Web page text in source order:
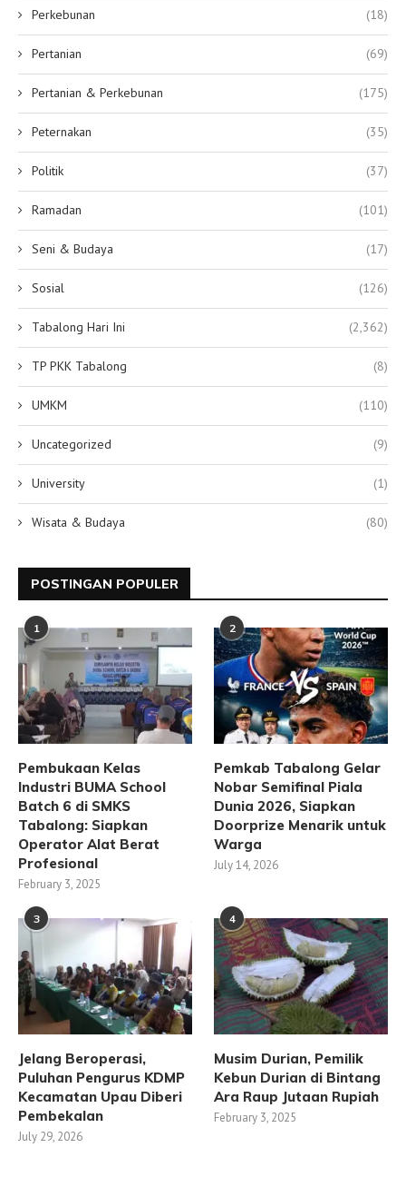
Perkebunan (18)
Pertanian (69)
Pertanian & Perkebunan (175)
Peternakan (35)
Politik (37)
Ramadan (101)
Seni & Budaya (17)
Sosial (126)
Tabalong Hari Ini (2,362)
TP PKK Tabalong (8)
UMKM (110)
Uncategorized (9)
University (1)
Wisata & Budaya (80)
POSTINGAN POPULER
1
Pembukaan Kelas
Industri BUMA School
Batch 6 di SMKS
Tabalong: Siapkan
Operator Alat Berat
Profesional
February 3, 2025
2
Pemkab Tabalong Gelar
Nobar Semifinal Piala
Dunia 2026, Siapkan
Doorprize Menarik untuk
Warga
July 14, 2026
3
Jelang Beroperasi,
Puluhan Pengurus KDMP
Kecamatan Upau Diberi
Pembekalan
July 29, 2026
4
Musim Durian, Pemilik
Kebun Durian di Bintang
Ara Raup Jutaan Rupiah
February 3, 2025